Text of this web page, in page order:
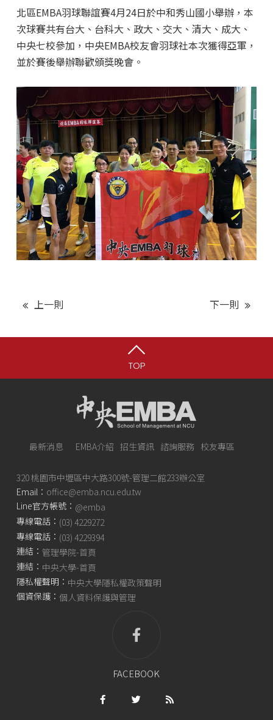
北區EMBA羽球聯誼賽4月24日於中和秀山國小舉辦，本
次球賽共有台大、台科大、政大、交大、清大、成大、
中央七校參加，中央EMBA校友會羽球社本次獲得亞軍，
並於賽後舉辦聯歡頒獎晚會。
上一則 下一則
TOP
最新消息 EMBA介紹 招生資訊 諮詢服務 校友專區
320 桃園市中壢區中大路300號-管理二館233辦公室
Email： office@emba.ncu.edu.tw
Line官方帳號： @emba
專線電話： (03) 4229272
專線電話： (03) 4229394
連結： 管理學院-首頁
連結： 中央大學-首頁
隱私權聲明： 中央大學隱私權政策聲明
個資保護： 個人資料保護與管理
FACEBOOK